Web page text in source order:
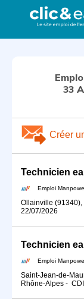
33
Créer
Technicien
Emploi
Ollainville (91340),
22/07/2026
Technicien
Emploi
Saint-Jean-de-
Rhône-Alpes - CDI